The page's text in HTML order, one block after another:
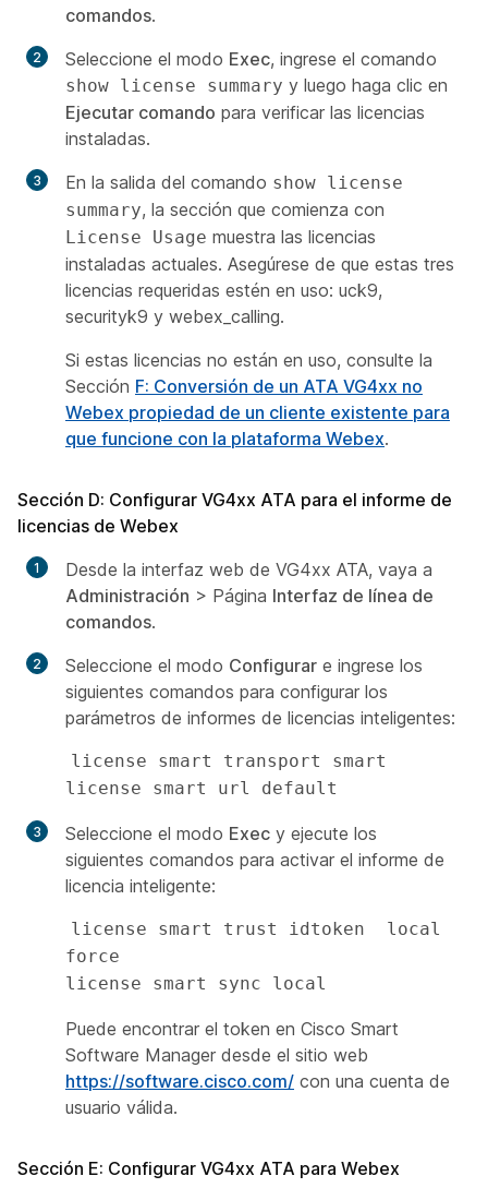
comandos.
Seleccione el modo Exec, ingrese el comando
show license summary y luego haga clic en
Ejecutar comando para verificar las licencias
instaladas.
En la salida del comando show license
summary, la sección que comienza con
License Usage muestra las licencias
instaladas actuales. Asegúrese de que estas tres
licencias requeridas estén en uso: uck9,
securityk9 y webex_calling.
Si estas licencias no están en uso, consulte la
Sección F: Conversión de un ATA VG4xx no
Webex propiedad de un cliente existente para
que funcione con la plataforma Webex.
Sección D: Configurar VG4xx ATA para el informe de
licencias de Webex
Desde la interfaz web de VG4xx ATA, vaya a
Administración > Página Interfaz de línea de
comandos.
Seleccione el modo Configurar e ingrese los
siguientes comandos para configurar los
parámetros de informes de licencias inteligentes:
license smart transport smart
license smart url default
Seleccione el modo Exec y ejecute los
siguientes comandos para activar el informe de
licencia inteligente:
license smart trust idtoken  local
force
license smart sync local
Puede encontrar el token en Cisco Smart
Software Manager desde el sitio web
https://software.cisco.com/ con una cuenta de
usuario válida.
Sección E: Configurar VG4xx ATA para Webex